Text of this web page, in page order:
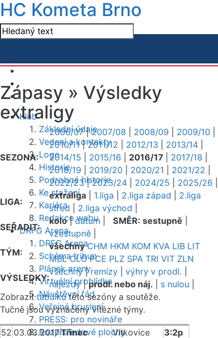
HC Kometa Brno
Klub
Základní údaje
Vedení a kontakty
Logo
Historie
Podrobná historie
Ke stažení
Kariéra
Redakce webu
DRFG Arena
DRFG Arena
Schéma tribun
Plánek areny
Virtuální prohlídka
Návštěvní řád
Veřejné bruslení
PRESS: pro novináře
Rozpis ledové plochy
Zápasy » Výsledky
extraligy
SEZONA:
2006/07|2007/08 2008/09 2009/10
2010/11|2011/12 2012/13 2013/14
2014/15
2015/16 2016/17 2017/18
2018/19
2019/20 2020/21 2021/22
2022/23|2023/24 2024/25 2025/26
LIGA:
extraliga 1.liga 2.liga západ
2.liga
střed
2.liga východ
SEŘADIT:
kolo|datum SMĚR: sestupně
vzestupně
TÝM:
všechny CHM HKM KOM KVA LIB LIT
MBL OLO PCE PLZ SPA TRI VIT ZLN
VÝSLEDKY:
všechny|remízy výhry v prodl.
nájezdy|prodl. nebo náj. s nulou
Zobrazittabulkutéto sezóny a soutěže.
Tučně jsou vyznačeny vítězné týmy.
52 03.03.2017Třinec Vítkovice
3:2p